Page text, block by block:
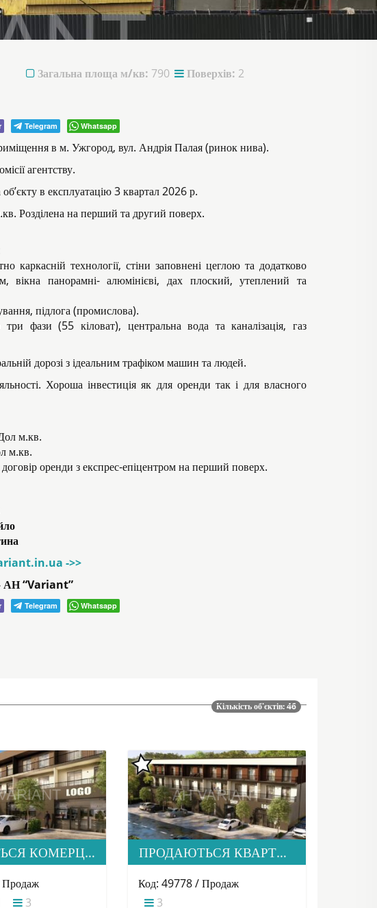
Загальна площа м/кв: 790 Поверхів: 2
Telegram Whatsapp
в м. Ужгород, вул. Андрія Палая (ринок нива).
агентству.
в експлуатацію 3 квартал 2026 р.
Розділена на перший та другий поверх.
каркасній технології, стіни заповнені цеглою та додатково
вікна панорамні- алюмінієві, дах плоский, утеплений та
підлога (промислова).
три фази (55 кіловат), центральна вода та каналізація, газ
дорозі з ідеальним трафіком машин та людей.
Хороша інвестиція як для оренди так і для власного
м.кв.
м.кв.
оренди з експрес-епіцентром на перший поверх.
->>
АН “Variant”
Telegram Whatsapp
Кількість об'єктів: 46
ПРОДАЄТЬСЯ КОМЕРЦІЙНА НЕРУХОМІСТЬ ПО ВУЛИЦІ ЗАГОРСЬКА 71, М. УЖГОРОД
3
ПРОДАЮТЬСЯ КВАРТИРИ ТА КОМЕРЦІЙНА НЕРУХОМІСТЬ ПО ВУЛИЦІ ЗАГОРСЬКА 71
Код: 49778 / Продаж
3